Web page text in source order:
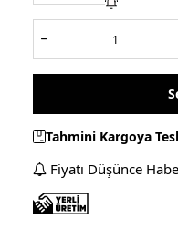
Tahmini Kargoya
Fiyatı Düşünce